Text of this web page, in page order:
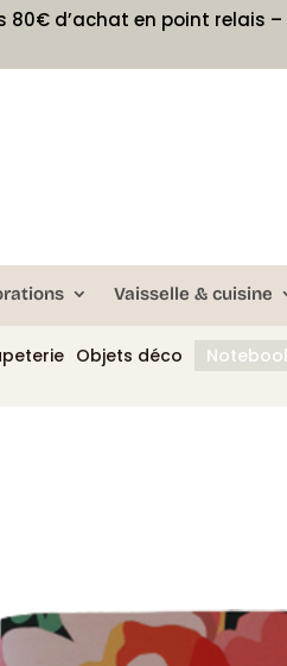
80€ d’achat en point relais –
Vaisselle & cuisine
Objets déco